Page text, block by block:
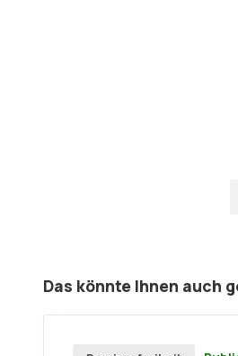
Das könnte Ihnen auch